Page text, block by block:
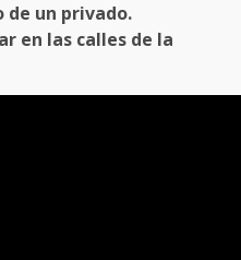
un privado.
en las calles de la